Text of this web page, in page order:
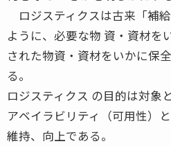
ロジスティクスは古来「補
ように、必要な物 資・資材を
された物資・資材をいかに保
る。
ロジスティクス の目的は対象
アベイラビリティ（可用性）
維持、向上である。